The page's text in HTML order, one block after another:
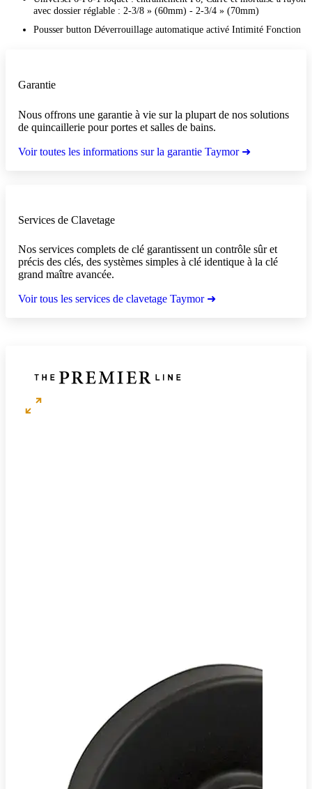
avec dossier réglable : 2-3/8 » (60mm) - 2-3/4 » (70mm)
Pousser button Déverrouillage automatique activé Intimité Fonction
Garantie
Nous offrons une garantie à vie sur la plupart de nos solutions
de quincaillerie pour portes et salles de bains.
Voir toutes les informations sur la garantie Taymor ➜
Services de Clavetage
Nos services complets de clé garantissent un contrôle sûr et
précis des clés, des systèmes simples à clé identique à la clé
grand maître avancée.
Voir tous les services de clavetage Taymor ➜